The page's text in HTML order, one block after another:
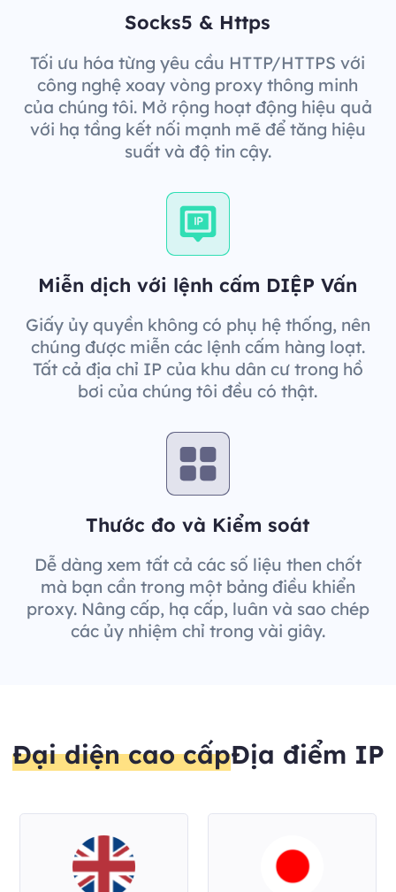
Socks5 & Https
Tối ưu hóa từng yêu cầu HTTP/HTTPS với
công nghệ xoay vòng proxy thông minh
của chúng tôi. Mở rộng hoạt động hiệu quả
với hạ tầng kết nối mạnh mẽ để tăng hiệu
suất và độ tin cậy.
Miễn dịch với lệnh cấm DIỆP Vấn
Giấy ủy quyền không có phụ hệ thống, nên
chúng được miễn các lệnh cấm hàng loạt.
Tất cả địa chỉ IP của khu dân cư trong hồ
bơi của chúng tôi đều có thật.
Thước đo và Kiểm soát
Dễ dàng xem tất cả các số liệu then chốt
mà bạn cần trong một bảng điều khiển
proxy. Nâng cấp, hạ cấp, luân và sao chép
các ủy nhiệm chỉ trong vài giây.
Đại diện cao cấpĐịa điểm IP